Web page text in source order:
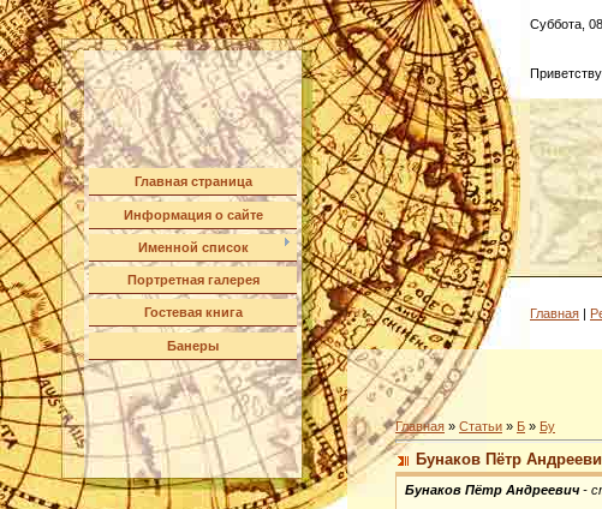
Главная страница
Информация о сайте
Именной список
Портретная галерея
Гостевая книга
Банеры
Суббота,
Главная |
Главная » Статьи » Б » Бу
Бунаков Пётр
Бунаков Пётр Андреевич -